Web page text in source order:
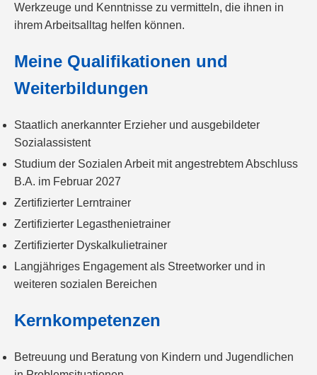
Werkzeuge und Kenntnisse zu vermitteln, die ihnen in
ihrem Arbeitsalltag helfen können.
Meine Qualifikationen und
Weiterbildungen
Staatlich anerkannter Erzieher und ausgebildeter
Sozialassistent
Studium der Sozialen Arbeit mit angestrebtem Abschluss
B.A. im Februar 2027
Zertifizierter Lerntrainer
Zertifizierter Legasthenietrainer
Zertifizierter Dyskalkulietrainer
Langjähriges Engagement als Streetworker und in
weiteren sozialen Bereichen
Kernkompetenzen
Betreuung und Beratung von Kindern und Jugendlichen